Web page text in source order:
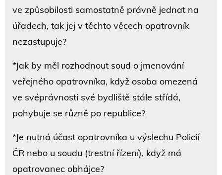
ve způsobilosti samostatně právně jednat na
úřadech, tak jej v těchto věcech opatrovník
nezastupuje?
*Jak by měl rozhodnout soud o jmenování
veřejného opatrovníka, když osoba omezená
ve svéprávnosti své bydliště stále střídá,
pohybuje se různě po republice?
*Je nutná účast opatrovníka u výslechu Policií
ČR nebo u soudu (trestní řízení), když má
opatrovanec obhájce?